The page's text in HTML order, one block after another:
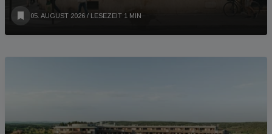
05. AUGUST 2026 / LESEZEIT 1 MIN